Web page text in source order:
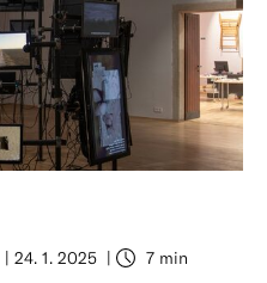
24. 1. 2025 7 min